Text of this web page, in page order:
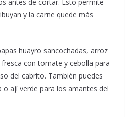
y la carne quede más
huayro sancochadas, arroz
con tomate y cebolla para
del cabrito. También puedes
o ají verde para los amantes del